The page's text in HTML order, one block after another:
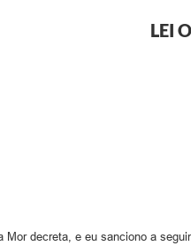
LEI
Mor decreta, e eu sanciono a